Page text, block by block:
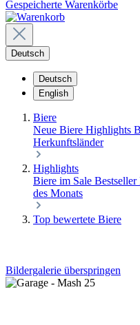
Gespeicherte Warenkörbe
Deutsch
Deutsch
English
Biere
Neue Biere Highlights
Herkunftsländer
Highlights
Biere im Sale Bestseller
des Monats
Top bewertete Biere
Bildergalerie überspringen